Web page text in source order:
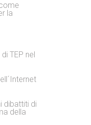
la
TEP nel
dibattiti di
della